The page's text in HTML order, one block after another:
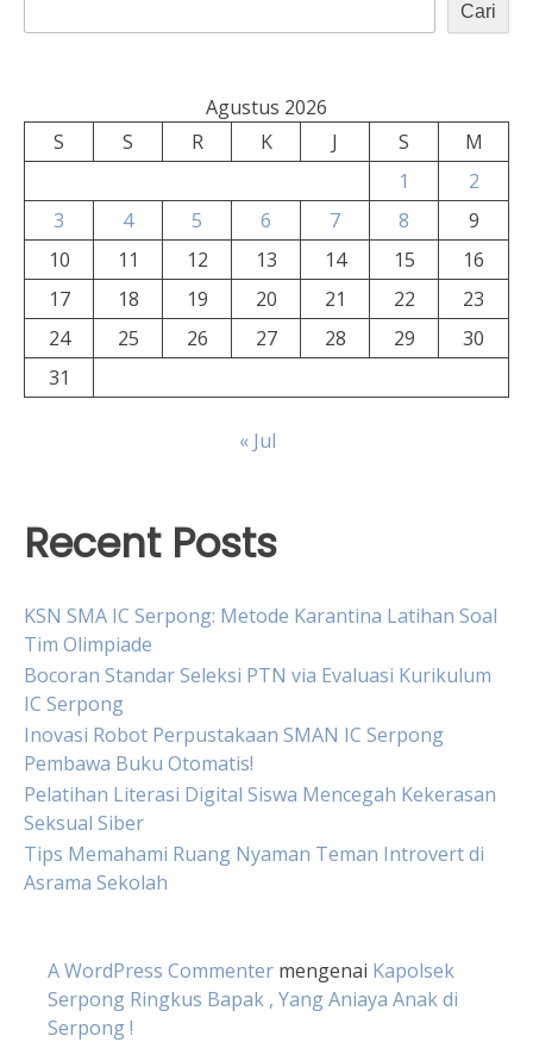
Cari
Agustus 2026
S
S R K J S
M
1
2
3
4 5 6 7 8
9
10
11 12 13 14 15
16
17
18 19 20 21 22
23
24
25 26 27 28 29
30
31
« Jul
Recent Posts
KSN SMA IC Serpong: Metode Karantina Latihan Soal
Tim Olimpiade
Bocoran Standar Seleksi PTN via Evaluasi Kurikulum
IC Serpong
Inovasi Robot Perpustakaan SMAN IC Serpong
Pembawa Buku Otomatis!
Pelatihan Literasi Digital Siswa Mencegah Kekerasan
Seksual Siber
Tips Memahami Ruang Nyaman Teman Introvert di
Asrama Sekolah
A WordPress Commenter mengenai Kapolsek
Serpong Ringkus Bapak , Yang Aniaya Anak di
Serpong !